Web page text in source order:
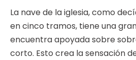
La nave de la iglesia, como
en cinco tramos, tiene una
encuentra apoyada sobre
corto. Esto crea la sensación